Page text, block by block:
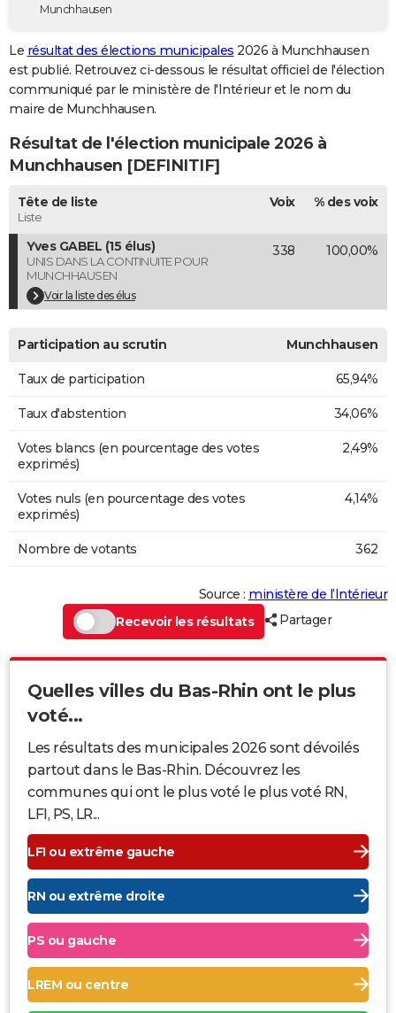
Destinations
City break
Voyage nature
Voyage de noces
Forum
GUIDES D'ACHAT
BONS PLANS
Carte de Noël
Carte Bonne année
Carte Saint-Valentin
Carte Pâques
Carte d'anniversaire
DICTIONNAIRE
Dictionnaire
Biographies
Citations
Expressions
Proverbes
PROGRAMME TV
COPAINS D'AVANT
S'inscrire
Se connecter
Lycées
Collèges
Primaires
Universités
Entreprises
Service militaire
Avis de recherche
AVIS DE DÉCÈS
FORUM
Bricolage
Lifestyle
Culture
Sport
Auto
Television
Voyage
Cinema
Munchhausen
Le résultat des élections municipales 2026 à Munchhausen
est publié. Retrouvez ci-dessous le résultat officiel de l'élection
communiqué par le ministère de l'Intérieur et le nom du
maire de Munchhausen.
Résultat de l'élection municipale 2026 à
Munchhausen [DEFINITIF]
Tête de liste
Liste
Voix % des voix
Yves GABEL (15 élus)
UNIS DANS LA CONTINUITE POUR
MUNCHHAUSEN
Voir la liste des élus
338 100,00%
Participation au scrutin Munchhausen
Taux de participation 65,94%
Taux d'abstention 34,06%
Votes blancs (en pourcentage des votes
exprimés)
2,49%
Votes nuls (en pourcentage des votes
exprimés)
4,14%
Nombre de votants 362
Source : ministère de l’Intérieur
Recevoir les résultats
Partager
Quelles villes du Bas-Rhin ont le plus
voté...
Les résultats des municipales 2026 sont dévoilés
partout dans le Bas-Rhin. Découvrez les
communes qui ont le plus voté le plus voté RN,
LFI, PS, LR...
LFI ou extrême gauche
RN ou extrême droite
PS ou gauche
LREM ou centre